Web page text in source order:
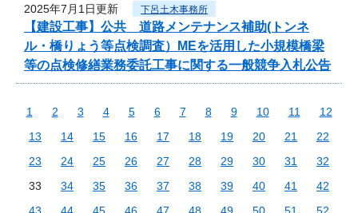
2025年7月1日更新 下呂土木事務所
【建設工事】公共 道路メンテナンス補助(トンネ
ル・橋りょう等点検調査）MEを活用した小規模橋梁
等の点検修繕業務委託工事に関する一般競争入札公告
1 2 3 4 5 6 7 8 9 10 11
12
13
14 15 16 17 18 19 20 21
22
23
24 25 26 27 28 29 30 31
32
33
34 35 36 37 38 39 40 41
42